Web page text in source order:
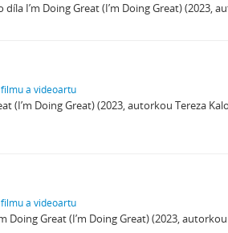
I’m Doing Great (I’m Doing Great) (2023,
a videoartu
(I’m Doing Great) (2023, autorkou Tereza
a videoartu
Great (I’m Doing Great) (2023,